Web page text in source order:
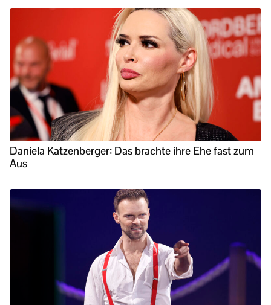
Daniela Katzenberger: Das brachte ihre Ehe fast zum
Aus